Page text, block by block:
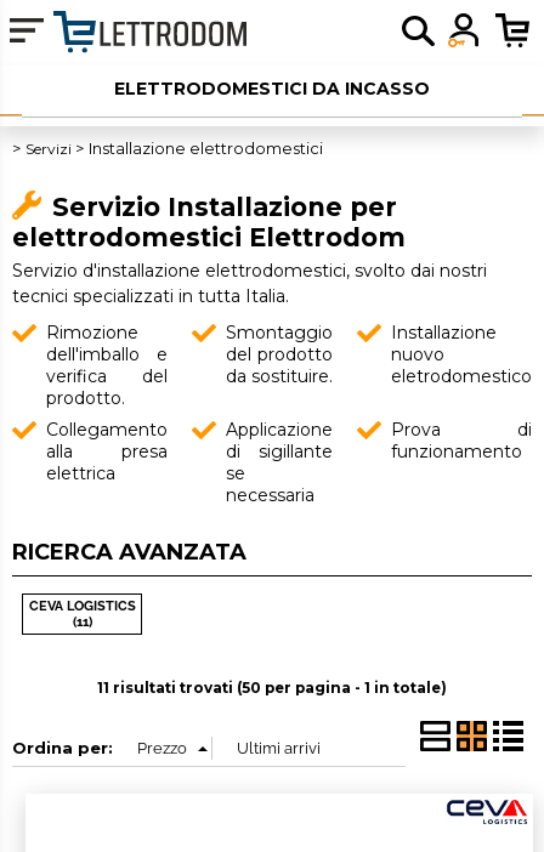
ELETTRODOMESTICI DA INCASSO
ELETTRODOMESTICI LIBERA INSTALLAZIONE
PICCOLI ELETTRODOMESTICI
AUDIO
SERVIZI AGGIUNTIVI
OUTLET
Servizi Installazione elettrodomestici
Servizio Installazione per
elettrodomestici Elettrodom
Servizio d'installazione elettrodomestici, svolto dai nostri
tecnici specializzati in tutta Italia.
Rimozione
dell'imballo e
verifica del
prodotto.
Smontaggio
del prodotto
da sostituire.
Installazione
nuovo
eletrodomestico
Collegamento
alla presa
elettrica
Applicazione
di sigillante
se
necessaria
Prova di
funzionamento
RICERCA AVANZATA
CEVA LOGISTICS
(11)
11 risultati trovati (50 per pagina - 1 in totale)
Ordina per: